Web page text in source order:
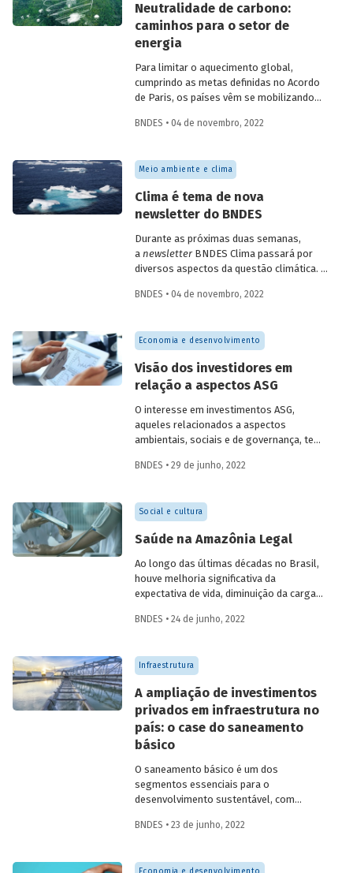
conter o aquecimento global e as
mudanças climáticas.
Neutralidade de carbono:
caminhos para o setor de
energia
Para limitar o aquecimento global,
cumprindo as metas definidas no Acordo
de Paris, os países vêm se mobilizando
emissões de gases de efeito estufa. Com
carbono até 2050, é preciso avançar na
substituição de fontes fósseis, na busca
por maior eficiência energética e na
eletrificação da economia. Nesse
contexto, duas rotas tecnológicas podem
atuar como verdadeiros catalisadores da
redução de emissões a partir de meados
da década de 2030: o hidrogênio verde e
as tecnologias de caputra,
armazenamento e utilização de carbono
BNDES • 04 de novembro, 2022
Meio ambiente e clima
Clima é tema de nova
newsletter do BNDES
Durante as próximas duas semanas,
a newsletter BNDES Clima passará por
diversos aspectos da questão climática. A
o tema, aproveitando o momento da COP
novembro.
BNDES • 04 de novembro, 2022
Economia e desenvolvimento
Visão dos investidores em
relação a aspectos ASG
O interesse em investimentos ASG,
aqueles relacionados a aspectos
ambientais, sociais e de governança, tem
origens desse tipo de investimento e
avaliação de fatores ASG e os desafios
para impulsionar esse mercado
fundamental para o desenvolvimento
sustentável.
BNDES • 29 de junho, 2022
Social e cultura
Saúde na Amazônia Legal
Ao longo das últimas décadas no Brasil,
houve melhoria significativa da
expectativa de vida, diminuição da carga
indicadores entre as regiões do país. Na
significativos, embora a região ainda
registre índices inferiores à média
óbito na região e entenda quais são os
desafios para ampliar a infraestrutura de
saúde, considerando as particularidades
da Amazônia Legal.
BNDES • 24 de junho, 2022
Infraestrutura
A ampliação de investimentos
privados em infraestrutura no
país: o case do saneamento
básico
O saneamento básico é um dos
segmentos essenciais para o
desenvolvimento sustentável, com
qualidade de vida da população. No Brasil,
precisam aumentar substancialmente
BNDES • 23 de junho, 2022